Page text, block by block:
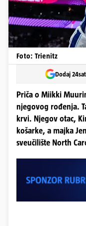
Foto: Trienitz
Dodaj
Priča o Miikki
njegovog rođenja.
krvi. Njegov otac,
košarke, a majka
sveučilište North